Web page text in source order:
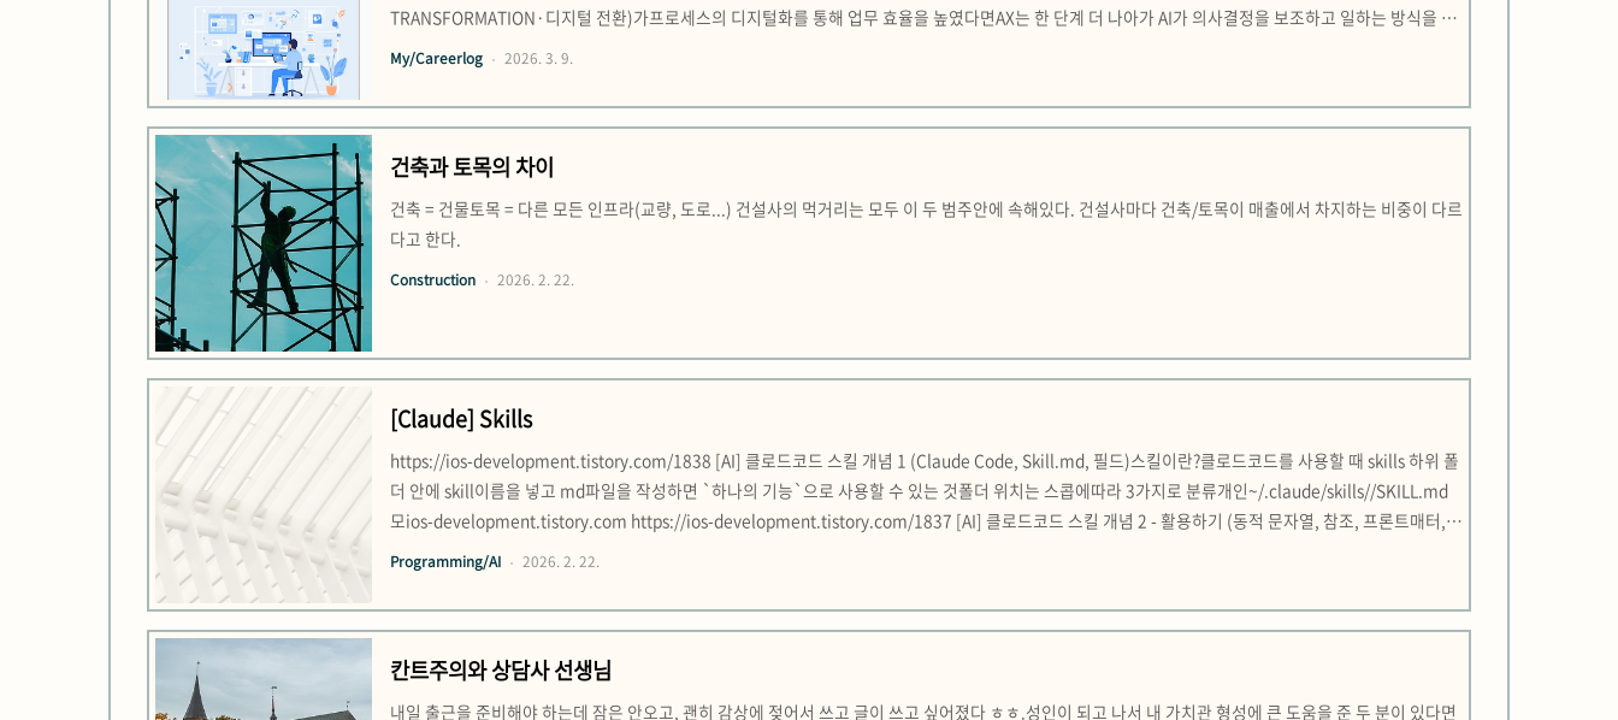
TRANSFORMATION·디지털 전환)가프로세스의 디지털화를 통해 업무 효율을 높였다면AX는 한 단계 더 나아가 AI가 의사결정을 보조하고 일하는 방식을 재
설계해더 빠르고 유연한 비즈니스 환경을 구축하는 것이 핵심입니다. 최근 LLM이나 AI 코딩 에이전트가 크게 발전하면서, AX 개발자 직무 채용도 늘어나는 추
My/Careerlog 2026. 3. 9.
건축과 토목의 차이
건축 = 건물토목 = 다른 모든 인프라(교량, 도로...) 건설사의 먹거리는 모두 이 두 범주안에 속해있다. 건설사마다 건축/토목이 매출에서 차지하는 비중이 다르
다고 한다.
Construction 2026. 2. 22.
[Claude] Skills
https://ios-development.tistory.com/1838 [AI] 클로드코드 스킬 개념 1 (Claude Code, Skill.md, 필드)스킬이란?클로드코드를 사용할 때 skills 하위 폴
더 안에 skill이름을 넣고 md파일을 작성하면 `하나의 기능`으로 사용할 수 있는 것폴더 위치는 스콥에따라 3가지로 분류개인~/.claude/skills//SKILL.md
모ios-development.tistory.com https://ios-development.tistory.com/1837 [AI] 클로드코드 스킬 개념 2 - 활용하기 (동적 문자열, 참조, 프론트매터,
자동화 패턴)동적 문자열 사용 방법 (Variables)기술 콘텐츠 내에 동적 값을 주입하여 유연한 대응 가능$ARGUMEN..
Programming/AI 2026. 2. 22.
칸트주의와 상담사 선생님
내일 출근을 준비해야 하는데 잠은 안오고, 괜히 감상에 젖어서 쓰고 글이 쓰고 싶어졌다 ㅎㅎ.성인이 되고 나서 내 가치관 형성에 큰 도움을 준 두 분이 있다면